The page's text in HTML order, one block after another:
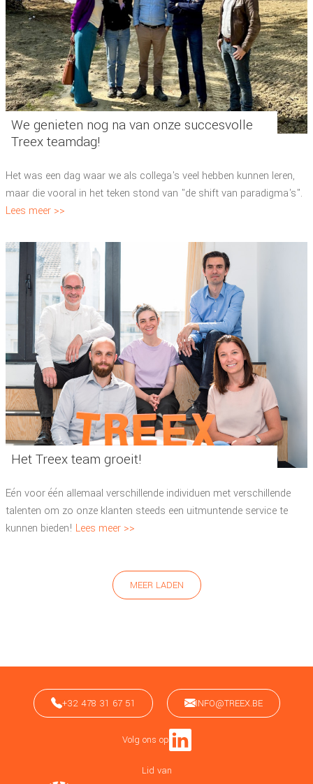
We genieten nog na van onze succesvolle
Treex teamdag!
Het was een dag waar we als collega's veel hebben kunnen leren,
maar die vooral in het teken stond van "de shift van paradigma's".
Lees meer >>
Het Treex team groeit!
Eén voor één allemaal verschillende individuen met verschillende
talenten om zo onze klanten steeds een uitmuntende service te
kunnen bieden! Lees meer >>
MEER LADEN
+32 478 31 67 51 INFO@TREEX.BE
Volg ons op
Lid van